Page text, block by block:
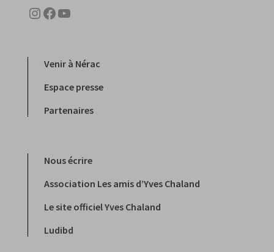
Instagram
Facebook
YouTube
Venir à Nérac
Espace presse
Partenaires
Nous écrire
Association Les amis d’Yves Chaland
Le site officiel Yves Chaland
Ludibd